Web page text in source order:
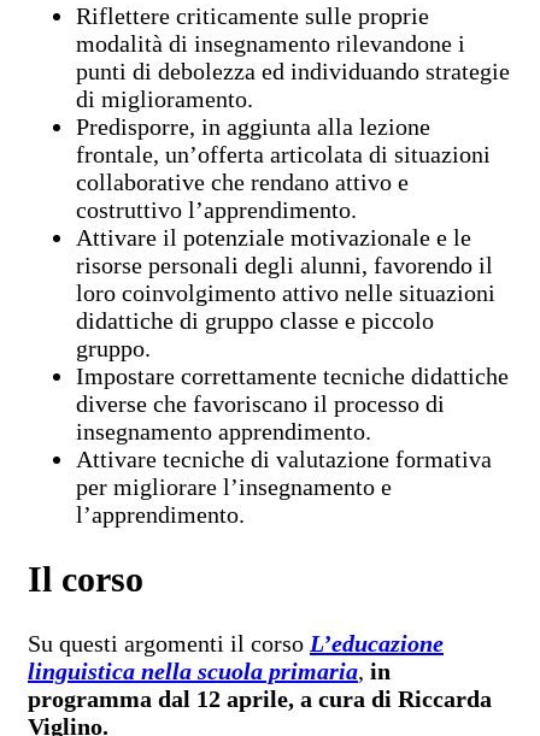
Riflettere criticamente sulle proprie
modalità di insegnamento rilevandone i
punti di debolezza ed individuando strategie
di miglioramento.
Predisporre, in aggiunta alla lezione
frontale, un’offerta articolata di situazioni
collaborative che rendano attivo e
costruttivo l’apprendimento.
Attivare il potenziale motivazionale e le
risorse personali degli alunni, favorendo il
loro coinvolgimento attivo nelle situazioni
didattiche di gruppo classe e piccolo
gruppo.
Impostare correttamente tecniche didattiche
diverse che favoriscano il processo di
insegnamento apprendimento.
Attivare tecniche di valutazione formativa
per migliorare l’insegnamento e
l’apprendimento.
Il corso
Su questi argomenti il corso L’educazione
linguistica nella scuola primaria, in
programma dal 12 aprile, a cura di Riccarda
Viglino.